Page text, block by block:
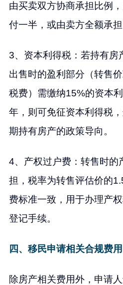
由买卖双方协商承担比例
付一半，或由卖方全额承担
3、资本利得税：若持有房
出售时的盈利部分（转售
税费）需缴纳15%的资本
年，则可免征资本利得税
期持有房产的政策导向。
4、产权过户费：转售时的
担，税率为转售评估价的
费标准一致，用于办理产
登记手续。
四、移民申请相关合规费用
除房产相关费用外，申请